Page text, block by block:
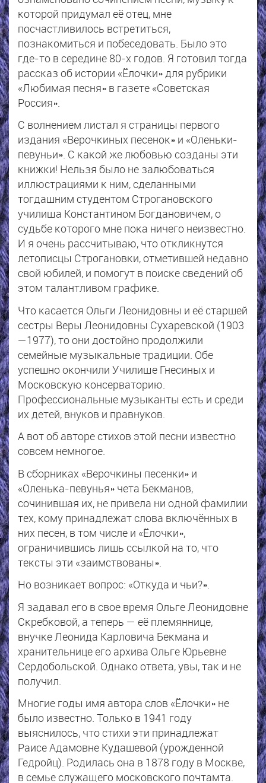
которой придумал её отец, мне
посчастливилось встретиться,
познакомиться и побеседовать. Было это
где-то в середине 80-х годов. Я готовил тогда
рассказ об истории «Ёлочки» для рубрики
«Любимая песня» в газете «Советская
Россия».
С волнением листал я страницы первого
издания «Верочкиных песенок» и «Оленьки-
певуньи». С какой же любовью созданы эти
книжки! Нельзя было не залюбоваться
иллюстрациями к ним, сделанными
тогдашним студентом Строгановского
училища Константином Богдановичем, о
судьбе которого мне пока ничего неизвестно.
И я очень рассчитываю, что откликнутся
летописцы Строгановки, отметившей недавно
свой юбилей, и помогут в поиске сведений об
этом талантливом графике.
Что касается Ольги Леонидовны и её старшей
сестры Веры Леонидовны Сухаревской (1903
—1977), то они достойно продолжили
семейные музыкальные традиции. Обе
успешно окончили Училище Гнесиных и
Московскую консерваторию.
Профессиональные музыканты есть и среди
их детей, внуков и правнуков.
А вот об авторе стихов этой песни известно
совсем немногое.
В сборниках «Верочкины песенки» и
«Оленька-певунья» чета Бекманов,
сочинившая их, не привела ни одной фамилии
тех, кому принадлежат слова включённых в
них песен, в том числе и «Ёлочки»,
ограничившись лишь ссылкой на то, что
тексты эти «заимствованы».
Но возникает вопрос: «Откуда и чьи?».
Я задавал его в свое время Ольге Леонидовне
Скребковой, а теперь — её племяннице,
внучке Леонида Карловича Бекмана и
хранительнице его архива Ольге Юрьевне
Сердобольской. Однако ответа, увы, так и не
получил.
Многие годы имя автора слов «Ёлочки» не
было известно. Только в 1941 году
выяснилось, что стихи эти принадлежат
Раисе Адамовне Кудашевой (урожденной
Гедройц). Родилась она в 1878 году в Москве,
в семье служащего московского почтамта.